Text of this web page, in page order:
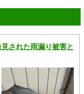
された雨漏り被害と